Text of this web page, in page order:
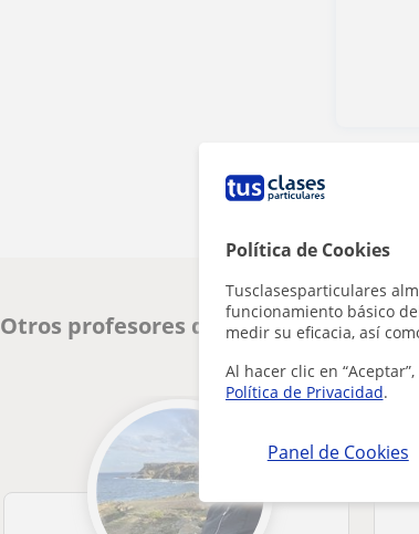
Política de Cookies
Tusclasesparticulares
funcionamiento básico
medir su eficacia, así
Al hacer clic en
Política de Privacidad.
Panel de Cookies
Otros profesores de Biología en